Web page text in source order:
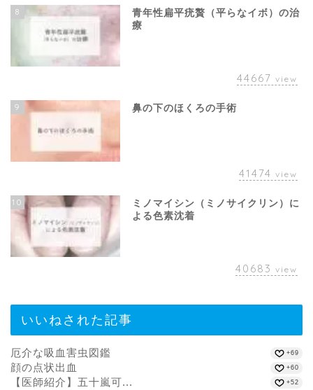
8
青年性扁平疣贅（平らなイボ）の治
療
44667 view
9 鼻の下のほくろの手術
41474 view
10
ミノマイシン（ミノサイクリン）に
よる色素沈着
40683 view
いいねされた記事
厄介な吸血害虫図鑑 +69
顔の点状出血 +60
【医師紹介】五十嵐可... +52